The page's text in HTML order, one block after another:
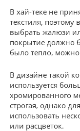
В хай-теке не
текстиля,
выбрать жалюзи
покрытие должно
было тепло,
В дизайне такой
используется
хромированного
строгая, однако
использовать
или расцветок.